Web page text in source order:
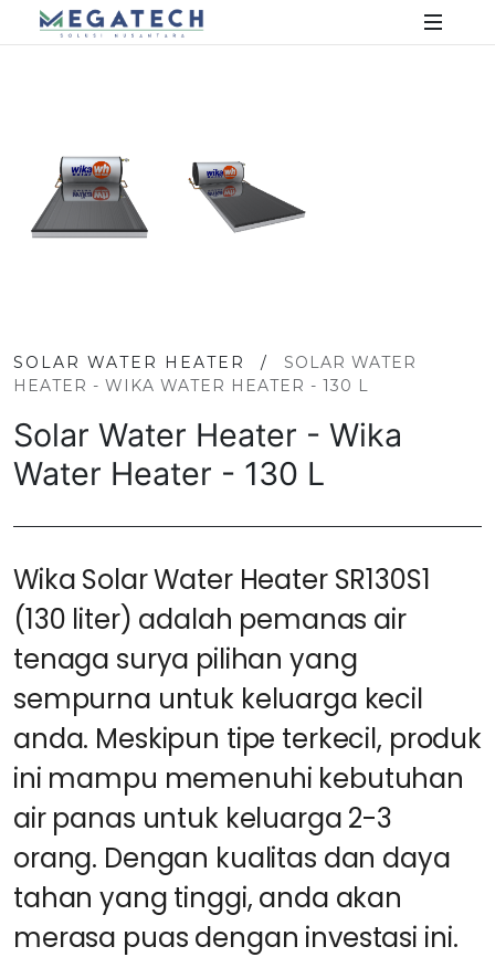
SOLAR WATER HEATER /
SOLAR WATER
HEATER - WIKA WATER HEATER - 130 L
Solar Water Heater - Wika
Water Heater - 130 L
Wika Solar Water Heater SR130S1
(130 liter) adalah pemanas air
tenaga surya pilihan yang
sempurna untuk keluarga kecil
anda. Meskipun tipe terkecil, produk
ini mampu memenuhi kebutuhan
air panas untuk keluarga 2-3
orang. Dengan kualitas dan daya
tahan yang tinggi, anda akan
merasa puas dengan investasi ini.